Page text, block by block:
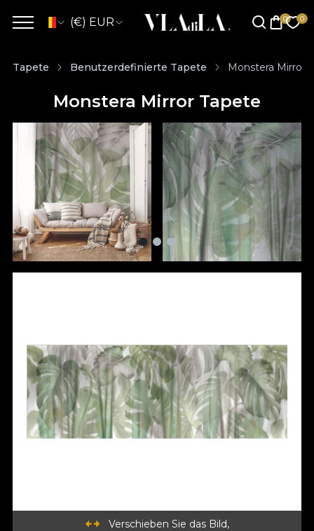
(€) EUR
Tapete Benutzerdefinierte Tapete Monstera Mirror
Monstera Mirror Tapete
Verschieben Sie das Bild,